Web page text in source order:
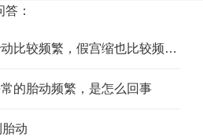
：
孕39周了，最近宝宝胎动比较频繁，假宫缩也比较频繁，是不是宝宝要发动了
的胎动频繁，是怎么回事
动